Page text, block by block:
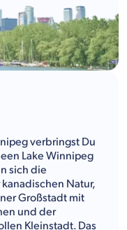
verbringst Du
Lake Winnipeg
sich die
Natur,
Großstadt mit
und der
Kleinstadt. Das